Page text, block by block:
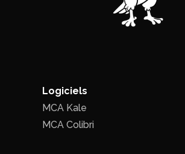
Logiciels
MCA Kale
MCA Colibri